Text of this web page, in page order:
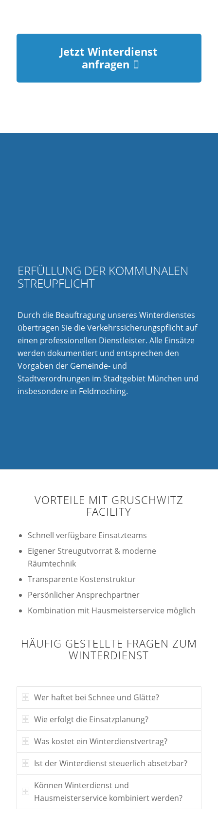
Jetzt Winterdienst
anfragen
ERFÜLLUNG DER KOMMUNALEN
STREUPFLICHT
Durch die Beauftragung unseres Winterdienstes
übertragen Sie die Verkehrssicherungspflicht auf
einen professionellen Dienstleister. Alle Einsätze
werden dokumentiert und entsprechen den
Vorgaben der Gemeinde- und
Stadtverordnungen im Stadtgebiet München und
insbesondere in Feldmoching.
VORTEILE MIT GRUSCHWITZ
FACILITY
Schnell verfügbare Einsatzteams
Eigener Streugutvorrat & moderne
Räumtechnik
Transparente Kostenstruktur
Persönlicher Ansprechpartner
Kombination mit Hausmeisterservice möglich
HÄUFIG GESTELLTE FRAGEN ZUM
WINTERDIENST
Wer haftet bei Schnee und Glätte?
Wie erfolgt die Einsatzplanung?
Was kostet ein Winterdienstvertrag?
Ist der Winterdienst steuerlich absetzbar?
Können Winterdienst und
Hausmeisterservice kombiniert werden?